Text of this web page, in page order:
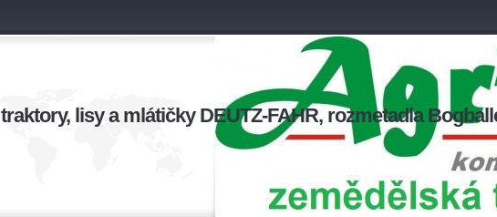
traktory, lisy a mlátičky DEUTZ-FAHR, rozmetadla